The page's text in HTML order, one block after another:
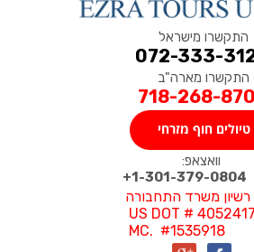
התקשרו מישראל
072-333-
טיולים חוף מזרחי
רשיון משרד התחבורה
US DOT # 4052417
MC. #1535918
וואצאפ:
1-301-379-0804+
התקשרו מארה"ב
718-268-